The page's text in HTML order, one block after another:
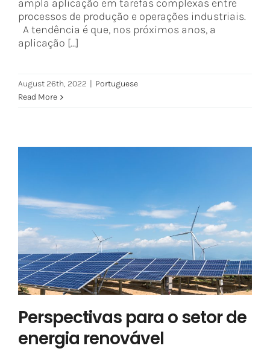
ampla aplicação em tarefas complexas entre
processos de produção e operações industriais.
A tendência é que, nos próximos anos, a
aplicação [...]
August 26th, 2022 | Portuguese
Read More
Perspectivas para o setor de
energia renovável
Portuguese
Perspectivas para o setor de
energia renovável